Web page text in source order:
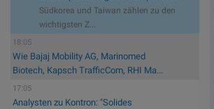
Südkorea und Taiwan zählen zu den
wichtigsten Z...
18:05
Wie Bajaj Mobility AG, Marinomed
Biotech, Kapsch TrafficCom, RHI Ma...
17:05
Analysten zu Kontron: "Solides